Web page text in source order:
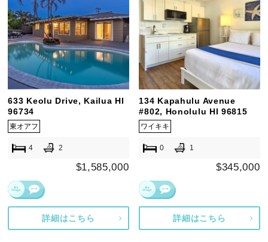
633 Keolu Drive, Kailua HI
96734
東オアフ
4 2
$1,585,000
詳細はこちら
134 Kapahulu Avenue
#802, Honolulu HI 96815
ワイキキ
0 1
$345,000
詳細はこちら